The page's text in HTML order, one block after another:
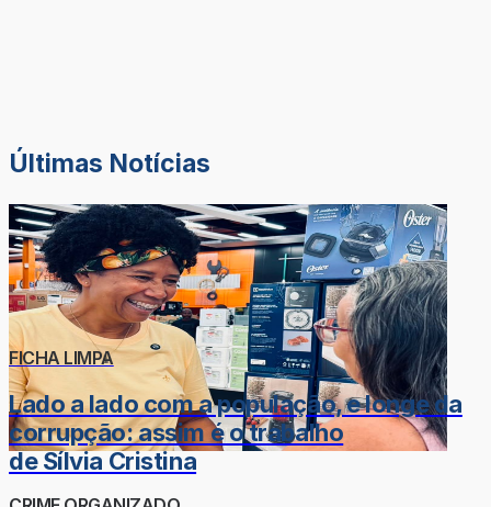
Últimas Notícias
FICHA LIMPA
Lado a lado com a população, e longe da
corrupção: assim é o trabalho
de Sílvia Cristina